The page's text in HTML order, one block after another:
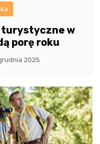
turystyczne w
porę roku
2025